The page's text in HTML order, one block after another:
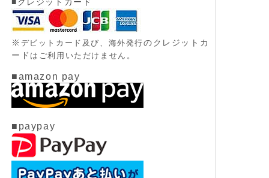
■クレジットカード
※ デビットカード及び、 海外発行のクレジットカ
ード はご利用いただけません。
■amazon pay
■paypay